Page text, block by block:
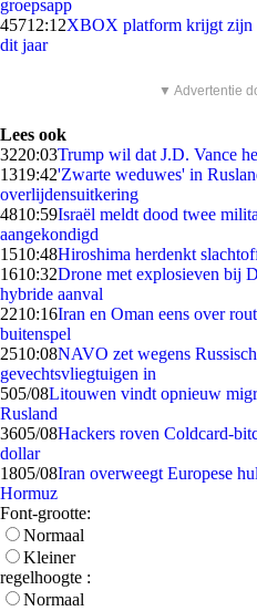
groepsapp
45712:12XBOX platform krijgt zijn
dit jaar
▼ Advertentie
Lees ook
3220:03Trump wil dat J.D. Vance
1319:42'Zwarte weduwes' in
overlijdensuitkering
4810:59Israël meldt dood twee
aangekondigd
1510:48Hiroshima herdenkt
1610:32Drone met explosieven bij
hybride aanval
2210:16Iran en Oman eens over
buitenspel
2510:08NAVO zet wegens
gevechtsvliegtuigen in
505/08Litouwen vindt opnieuw
Rusland
3605/08Hackers roven Coldcard-
dollar
1805/08Iran overweegt Europese
Hormuz
Font-grootte:
Normaal
Kleiner
regelhoogte :
Normaal